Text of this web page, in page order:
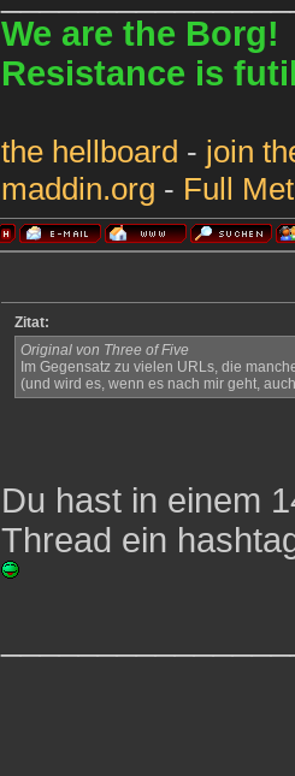
We are the Borg!
Resistance is
the hellboard - join
maddin.org - Full
Zitat:
Original von Three of Five
Im Gegensatz zu vielen URLs, die
(und wird es, wenn es nach mir geht,
Du hast in einem
Thread ein